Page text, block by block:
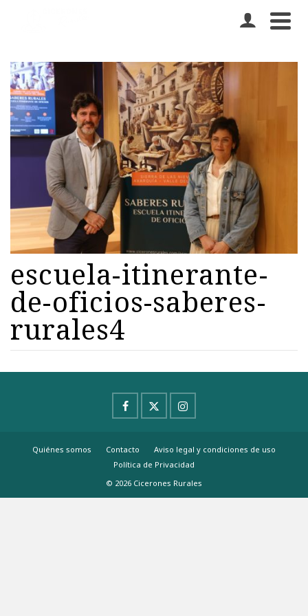
escuela-itinerante-
de-oficios-saberes-
rurales4
Quiénes somos Contacto
Aviso legal y condiciones de uso
Política de Privacidad
© 2026 Cicerones Rurales